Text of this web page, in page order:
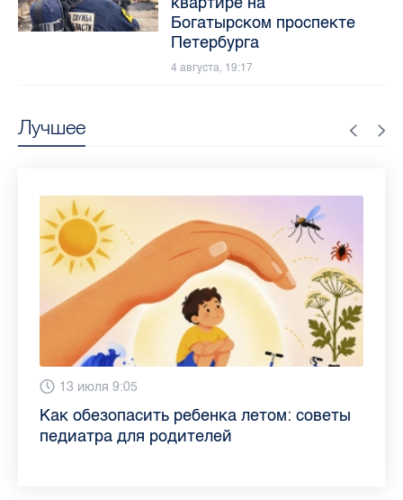
Лучшее
6 августа 9:02
Piter.TV находится в ТОП-10 рейтинга
самых цитируемых СМИ Петербурга и
28 июля 13:46
Прививки, анализы и личная гигиена:
врач Елизаветинской больницы
13 июля 9:05
Как обезопасить ребенка летом: советы
педиатра для родителей
3 июля 11:56
Проходные баллы в вузах СПб — 2026:
где самый высокий и самый низкий
23 июня 9:10
Врач назвала неожиданные причины
воспаления ахиллова сухожилия летом
16 июня 11:37
Декрет без потери дохода: эксперт
рассказала о возможностях для
11 июня 12:37
Что такое рассеянный склероз: невролог
Елизаветинской больницы ответила на
3 июня 10:02
Бамбл с вишней и лимонад с имбирем:
какие напитки можно приготовить дома
Богатырском проспекте
Петербурга
4 августа, 19:17